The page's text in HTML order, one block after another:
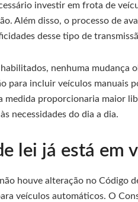
investir em frota de
Além disso, o processo de
desse tipo de
nenhuma mudança
para incluir veículos manuais
medida proporcionaria maior
necessidades do dia a dia.
lei já está em
houve alteração no Código
veículos automáticos. O